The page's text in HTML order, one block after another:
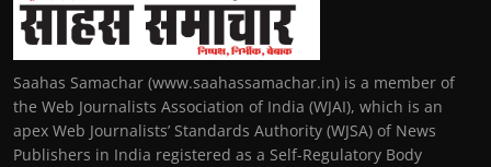
Saahas Samachar (www.saahassamachar.in) is a member of
the Web Journalists Association of India (WJAI), which is an
apex Web Journalists’ Standards Authority (WJSA) of News
Publishers in India registered as a Self-Regulatory Body